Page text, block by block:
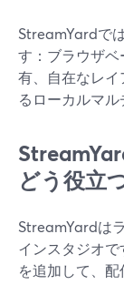
StreamYardで
す：ブラウザ
有、自在なレ
るローカルマ
どう役立
StreamYardは
インスタジオ
を追加して、配